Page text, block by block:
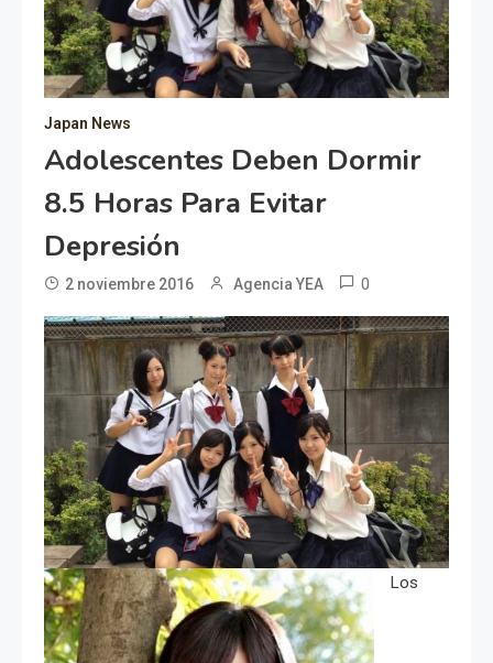
Japan News
Adolescentes Deben Dormir
8.5 Horas Para Evitar
Depresión
2 noviembre 2016 Agencia YEA 0
Los